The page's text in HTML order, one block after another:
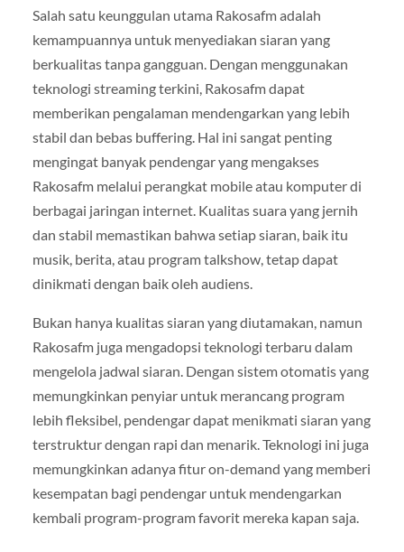
Salah satu keunggulan utama Rakosafm adalah
kemampuannya untuk menyediakan siaran yang
berkualitas tanpa gangguan. Dengan menggunakan
teknologi streaming terkini, Rakosafm dapat
memberikan pengalaman mendengarkan yang lebih
stabil dan bebas buffering. Hal ini sangat penting
mengingat banyak pendengar yang mengakses
Rakosafm melalui perangkat mobile atau komputer di
berbagai jaringan internet. Kualitas suara yang jernih
dan stabil memastikan bahwa setiap siaran, baik itu
musik, berita, atau program talkshow, tetap dapat
dinikmati dengan baik oleh audiens.
Bukan hanya kualitas siaran yang diutamakan, namun
Rakosafm juga mengadopsi teknologi terbaru dalam
mengelola jadwal siaran. Dengan sistem otomatis yang
memungkinkan penyiar untuk merancang program
lebih fleksibel, pendengar dapat menikmati siaran yang
terstruktur dengan rapi dan menarik. Teknologi ini juga
memungkinkan adanya fitur on-demand yang memberi
kesempatan bagi pendengar untuk mendengarkan
kembali program-program favorit mereka kapan saja.